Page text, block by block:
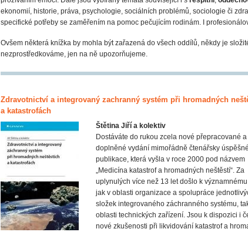
ekonomií, historie, práva, psychologie, sociálních problémů, sociologie či
specifické potřeby se zaměřením na pomoc pečujícím rodinám. I
Ovšem některá knížka by mohla být zařazená do všech oddílů, někdy je
nezprostředkováme, jen na ně upozorňujeme.
Zdravotnictví a integrovaný zachranný systém při hromadných
a katastrofách
Štětina Jiří a kolektiv
Dostáváte do rukou zcela nové přepracované a
doplněné vydání mimořádně čtenářsky úspěšné
publikace, která vyšla v roce 2000 pod názvem
„Medicína katastrof a hromadných neštěstí“. Za
uplynulých více než 13 let došlo k
jak v oblasti organizace a spolupráce
složek integrovaného záchranného systému,
oblasti technických zařízení. Jsou k dispozici i
nové zkušenosti při likvidování katastrof a